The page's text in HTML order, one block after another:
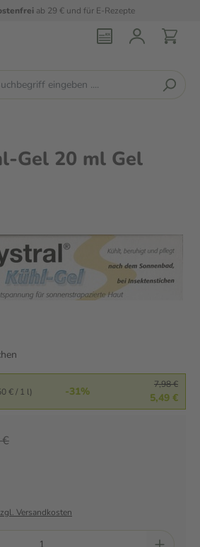
ab 29 € und für E-Rezepte
Gel 20 ml Gel
€ / 1 l) -31%
7,98 €
5,49 €
Versandkosten